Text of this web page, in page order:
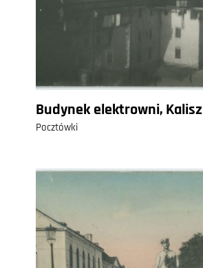
Budynek elektrowni, Kalisz
Pocztówki